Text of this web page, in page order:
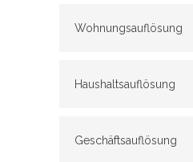
Wohnungsauflösung
Haushaltsauflösung
Geschäftsauflösung